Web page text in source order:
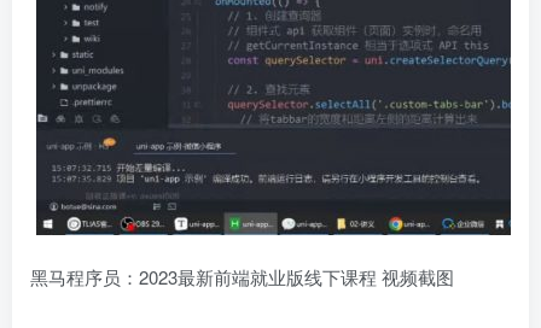
黑马程序员：2023最新前端就业版线下课程 视频截图